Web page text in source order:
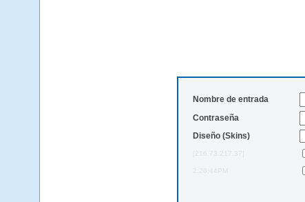
Nombre de entrada
Contraseña
Diseño (Skins)
[216.73.217.37]
2:26:44PM